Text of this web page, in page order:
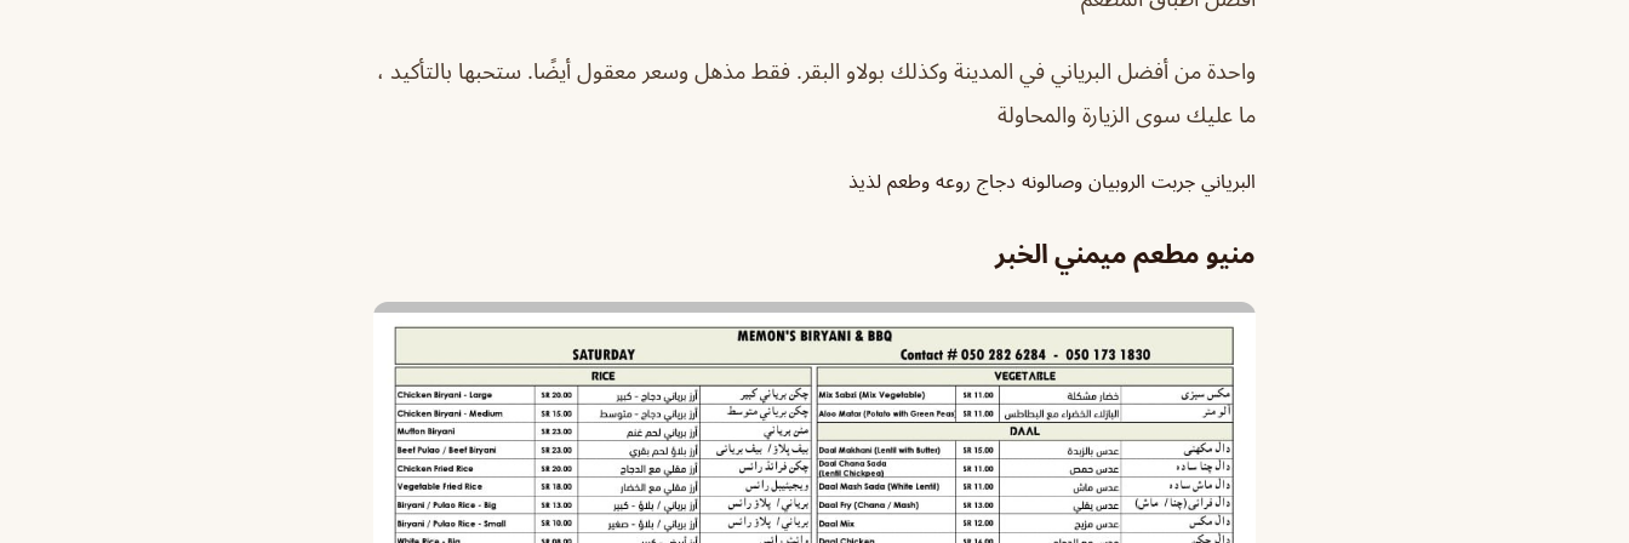
واحدة من أفضل البرياني في المدينة وكذلك بولاو البقر. فقط مذهل وسعر معقول أيضًا. ستحبها بالتأكيد ،
ما عليك سوى الزيارة والمحاولة
البرياني جربت الروبيان وصالونه دجاج روعه وطعم لذيذ
منيو مطعم ميمني الخبر